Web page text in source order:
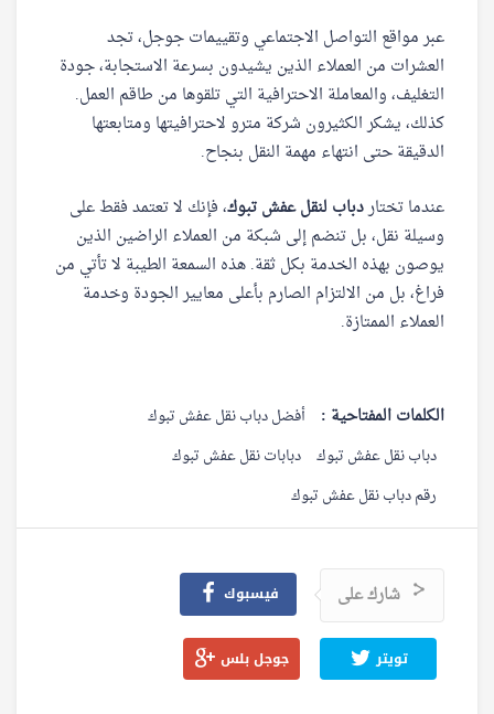
عبر مواقع التواصل الاجتماعي وتقييمات جوجل، تجد
العشرات من العملاء الذين يشيدون بسرعة الاستجابة، جودة
التغليف، والمعاملة الاحترافية التي تلقوها من طاقم العمل.
كذلك، يشكر الكثيرون شركة مترو لاحترافيتها ومتابعتها
الدقيقة حتى انتهاء مهمة النقل بنجاح.
عندما تختاردباب لنقل عفش تبوك، فإنك لا تعتمد فقط على
وسيلة نقل، بل تنضم إلى شبكة من العملاء الراضين الذين
يوصون بهذه الخدمة بكل ثقة. هذه السمعة الطيبة لا تأتي من
فراغ، بل من الالتزام الصارم بأعلى معايير الجودة وخدمة
العملاء الممتازة.
الكلمات المفتاحية : أفضل دباب نقل عفش تبوك
دباب نقل عفش تبوك دبابات نقل عفش تبوك
رقم دباب نقل عفش تبوك
شارك على فيسبوك
تويتر جوجل بلس